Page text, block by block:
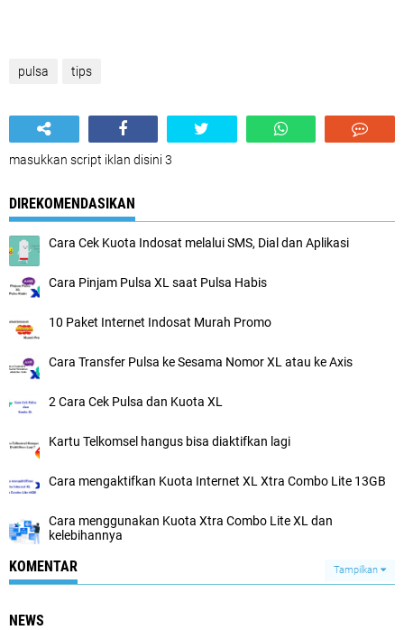
pulsa tips
masukkan script iklan disini 3
DIREKOMENDASIKAN
Cara Cek Kuota Indosat melalui SMS, Dial dan Aplikasi
Cara Pinjam Pulsa XL saat Pulsa Habis
10 Paket Internet Indosat Murah Promo
Cara Transfer Pulsa ke Sesama Nomor XL atau ke Axis
2 Cara Cek Pulsa dan Kuota XL
Kartu Telkomsel hangus bisa diaktifkan lagi
Cara mengaktifkan Kuota Internet XL Xtra Combo Lite 13GB
Cara menggunakan Kuota Xtra Combo Lite XL dan
kelebihannya
KOMENTAR Tampilkan
NEWS